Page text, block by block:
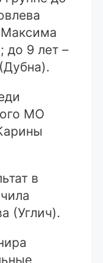
Максима
до 9 лет –
МО
в
(Углич).